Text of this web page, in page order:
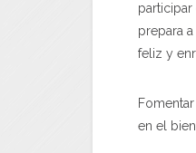
prepara
feliz y
en el